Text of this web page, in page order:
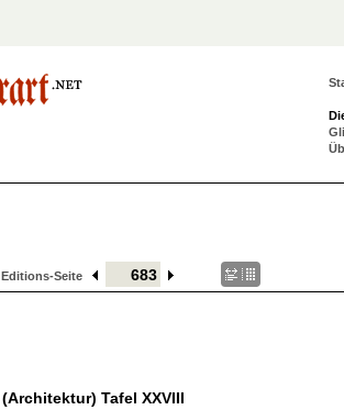
Editions-Seite
(Architektur) Tafel XXVIII